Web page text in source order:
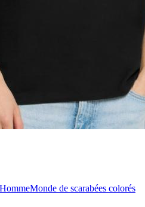
Monde de scarabées colorés